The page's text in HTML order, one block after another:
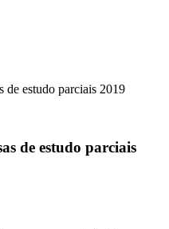
de estudo parciais 2019
de estudo parciais